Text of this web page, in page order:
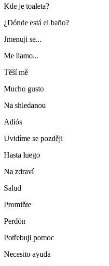
Kde je toaleta?
¿Dónde está el baño?
Jmenuji se...
Me llamo...
Těší mě
Mucho gusto
Na shledanou
Adiós
Uvidíme se později
Hasta luego
Na zdraví
Salud
Promiňte
Perdón
Potřebuji pomoc
Necesito ayuda